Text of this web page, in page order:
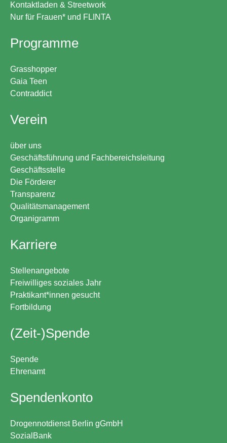
Kontaktladen & Streetwork
Nur für Frauen* und FLINTA
Programme
Grasshopper
Gaia Teen
Contraddict
Verein
über uns
Geschäftsführung und Fachbereichsleitung
Geschäftsstelle
Die Förderer
Transparenz
Qualitätsmanagement
Organigramm
Karriere
Stellenangebote
Freiwilliges soziales Jahr
Praktikant*innen gesucht
Fortbildung
(Zeit-)Spende
Spende
Ehrenamt
Spendenkonto
Drogennotdienst Berlin gGmbH
SozialBank